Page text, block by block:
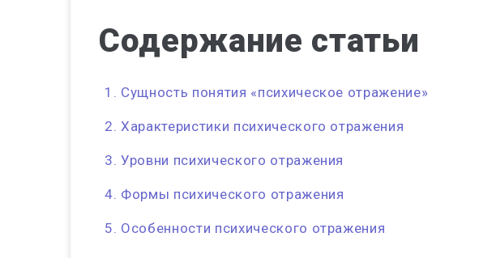
Содержание статьи
Сущность понятия «психическое отражение»
Характеристики психического отражения
Уровни психического отражения
Формы психического отражения
Особенности психического отражения